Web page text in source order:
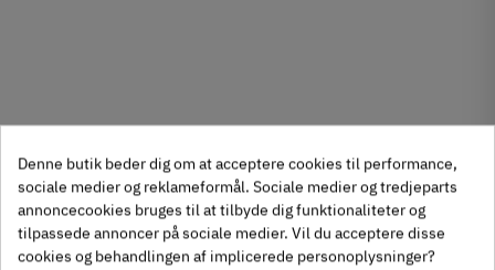
Denne butik beder dig om at acceptere cookies til performance,
sociale medier og reklameformål. Sociale medier og tredjeparts
annoncecookies bruges til at tilbyde dig funktionaliteter og
tilpassede annoncer på sociale medier. Vil du acceptere disse
cookies og behandlingen af implicerede personoplysninger?